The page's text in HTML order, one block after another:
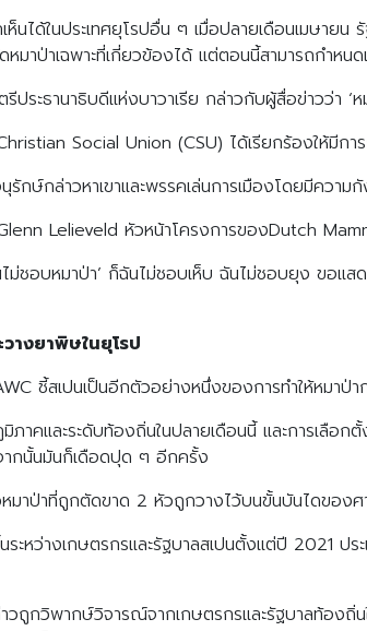
for:
ห็นได้ในประเทศยุโรปอื่น ๆ เมื่อปลายเดือนเมษา
มาป่าเฉพาะที่เกี่ยวข้องได้ แต่ตอนนี้สามารถกำหน
ประธานาธิบดีแห่งบาวาเรีย กล่าวกับผู้สื่อข่าวว่า ‘ห
Social Union (CSU) ได้เรียกร้องให้มีการ
กษ์กล่าวหาเขาและพรรคเล่นการเมืองโดยมีความ
Lelieveld หัวหน้าโครงการของDutch
นไม่ชอบหมาป่า’ ก็ฉันไม่ชอบเห็บ ฉันไม่ชอบยุง ข
างยาพิษในยุโรป
ชี้สเปนเป็นอีกตัวอย่างหนึ่งของการทำให้หมาป่า
ภาคและระดับท้องถิ่นในปลายเดือนนี้ และการเลื
ากนั้นมันก็เดือดปุด ๆ อีกครั้ง
าป่าที่ถูกตัดขาด 2 หัวถูกวางไว้บนขั้นบันไดของศ
ระหว่างเกษตรกรและรัฐบาลสเปนตั้งแต่ปี 2021 ป
วถูกวิพากษ์วิจารณ์จากเกษตรกรและรัฐบาลท้องถิ่